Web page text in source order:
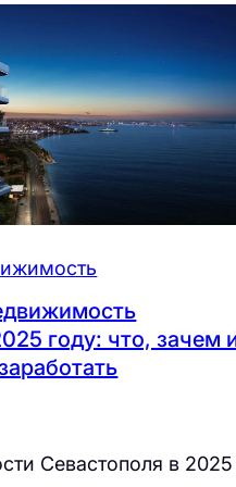
году: что, зачем
Севастополя в 2025